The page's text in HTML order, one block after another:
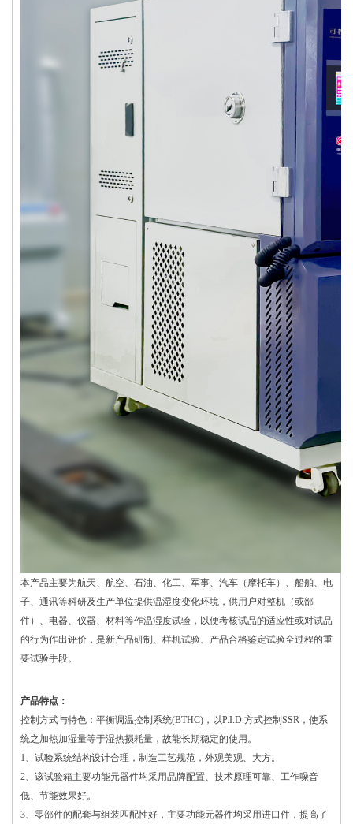
本产品主要为航天、航空、石油、化工、军事、汽车（摩托车）、船舶、电
子、通讯等科研及生产单位提供温湿度变化环境，供用户对整机（或部
件）、电器、仪器、材料等作温湿度试验，以便考核试品的适应性或对试品
的行为作出评价，是新产品研制、样机试验、产品合格鉴定试验全过程的重
要试验手段。
产品特点：
控制方式与特色：平衡调温控制系统(BTHC)，以P.I.D.方式控制SSR，使系
统之加热加湿量等于湿热损耗量，故能长期稳定的使用。
1、试验系统结构设计合理，制造工艺规范，外观美观、大方。
2、该试验箱主要功能元器件均采用品牌配置、技术原理可靠、工作噪音
低、节能效果好。
3、零部件的配套与组装匹配性好，主要功能元器件均采用进口件，提高了